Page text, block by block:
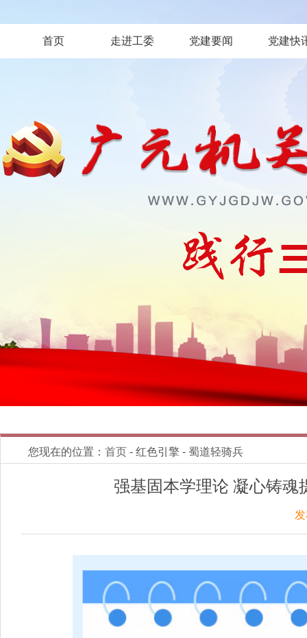
首页 走进工委 党建要闻 党建快
您现在的位置： 首页 - 红色引擎 - 蜀道轻骑兵
强基固本学理论 凝心铸